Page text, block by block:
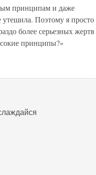
принципам и даже
Поэтому я просто
более серьезных жертв
принципы?»